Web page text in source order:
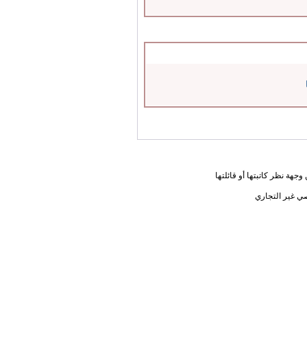
نظر كاتبتها أو قائلتها
غير التجاري